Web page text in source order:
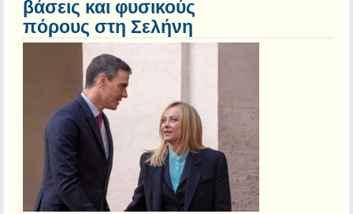
βάσεις και φυσικούς
πόρους στη Σελήνη